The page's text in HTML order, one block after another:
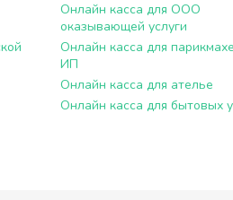
Онлайн касса для ООО
оказывающей услуги
Онлайн касса для
ИП
Онлайн касса для ателье
Онлайн касса для бытовых